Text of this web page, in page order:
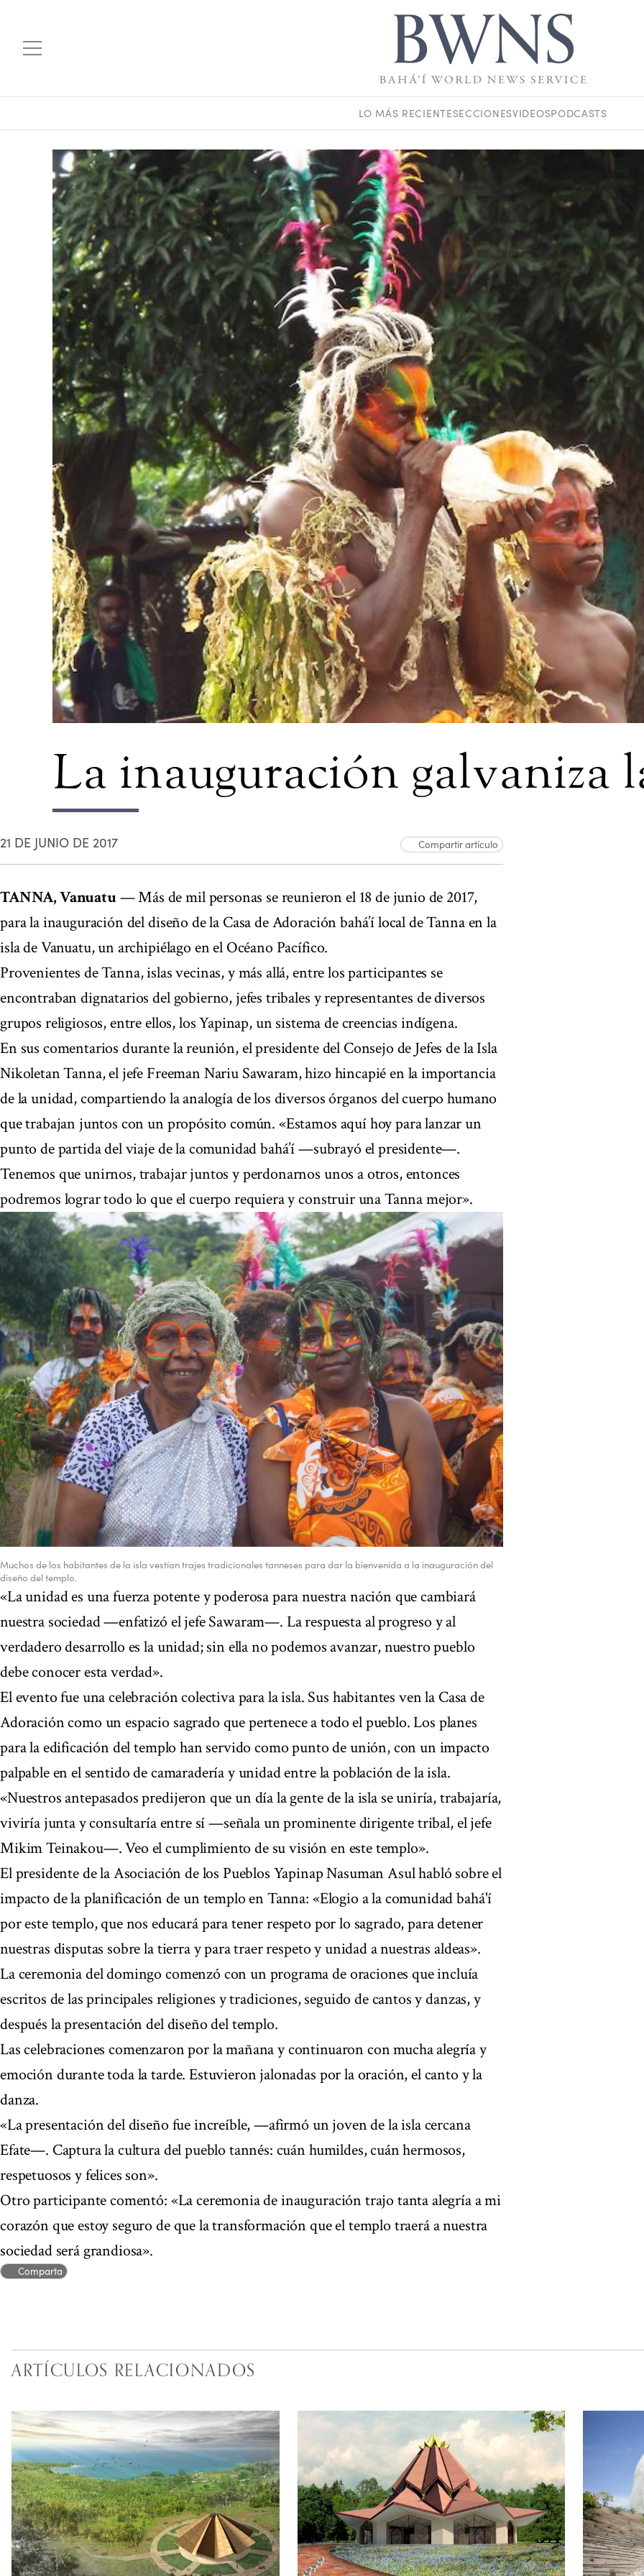
LO MÁS RECIENTESECCIONESVIDEOSPODCASTS
La inauguración galvaniza
21 DE JUNIO DE 2017 Compartir artículo
TANNA, Vanuatu— Más de mil personas se reunieron el 18 de junio de 2017,
para la inauguración del diseño de la Casa de Adoración bahá’í local de Tanna en la
isla de Vanuatu, un archipiélago en el Océano Pacífico.
Provenientes de Tanna, islas vecinas, y más allá, entre los participantes se
encontraban dignatarios del gobierno, jefes tribales y representantes de diversos
grupos religiosos, entre ellos, los Yapinap, un sistema de creencias indígena.
En sus comentarios durante la reunión, el presidente del Consejo de Jefes de la Isla
Nikoletan Tanna, el jefe Freeman Nariu Sawaram, hizo hincapié en la importancia
de la unidad, compartiendo la analogía de los diversos órganos del cuerpo humano
que trabajan juntos con un propósito común. «Estamos aquí hoy para lanzar un
punto de partida del viaje de la comunidad bahá’í —subrayó el presidente—.
Tenemos que unirnos, trabajar juntos y perdonarnos unos a otros, entonces
podremos lograr todo lo que el cuerpo requiera y construir una Tanna mejor».
Muchos de los habitantes de la isla vestían trajes tradicionales tanneses para dar la bienvenida a la inauguración del
diseño del templo.
«La unidad es una fuerza potente y poderosa para nuestra nación que cambiará
nuestra sociedad —enfatizó el jefe Sawaram—. La respuesta al progreso y al
verdadero desarrollo es la unidad; sin ella no podemos avanzar, nuestro pueblo
debe conocer esta verdad».
El evento fue una celebración colectiva para la isla. Sus habitantes ven la Casa de
Adoración como un espacio sagrado que pertenece a todo el pueblo. Los planes
para la edificación del templo han servido como punto de unión, con un impacto
palpable en el sentido de camaradería y unidad entre la población de la isla.
«Nuestros antepasados predijeron que un día la gente de la isla se uniría, trabajaría,
viviría junta y consultaría entre sí —señala un prominente dirigente tribal, el jefe
Mikim Teinakou—. Veo el cumplimiento de su visión en este templo».
El presidente de la Asociación de los Pueblos Yapinap Nasuman Asul habló sobre el
impacto de la planificación de un templo en Tanna: «Elogio a la comunidad bahá'í
por este templo, que nos educará para tener respeto por lo sagrado, para detener
nuestras disputas sobre la tierra y para traer respeto y unidad a nuestras aldeas».
La ceremonia del domingo comenzó con un programa de oraciones que incluía
escritos de las principales religiones y tradiciones, seguido de cantos y danzas, y
después la presentación del diseño del templo.
Las celebraciones comenzaron por la mañana y continuaron con mucha alegría y
emoción durante toda la tarde. Estuvieron jalonadas por la oración, el canto y la
danza.
«La presentación del diseño fue increíble, —afirmó un joven de la isla cercana
Efate—. Captura la cultura del pueblo tannés: cuán humildes, cuán hermosos,
respetuosos y felices son».
Otro participante comentó: «La ceremonia de inauguración trajo tanta alegría a mi
corazón que estoy seguro de que la transformación que el templo traerá a nuestra
sociedad será grandiosa».
Comparta
ARTÍCULOS RELACIONADOS